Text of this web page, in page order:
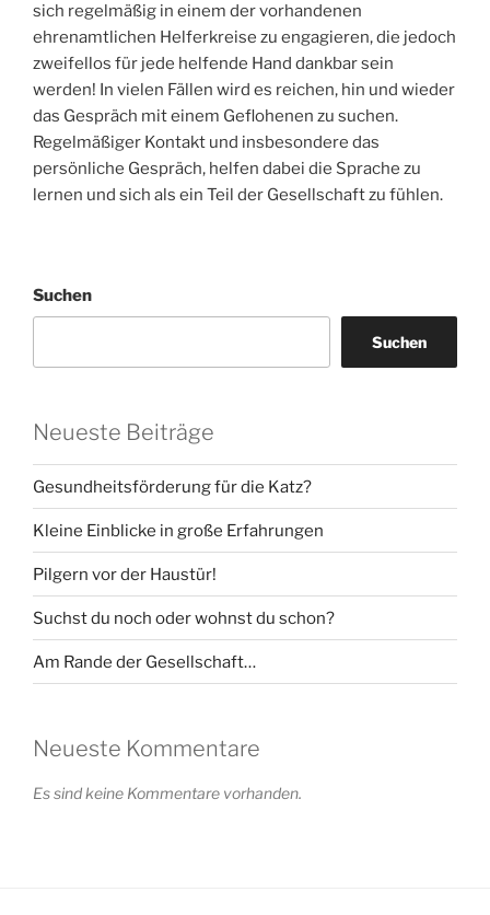
sich regelmäßig in einem der vorhandenen
ehrenamtlichen Helferkreise zu engagieren, die jedoch
zweifellos für jede helfende Hand dankbar sein
werden! In vielen Fällen wird es reichen, hin und wieder
das Gespräch mit einem Geflohenen zu suchen.
Regelmäßiger Kontakt und insbesondere das
persönliche Gespräch, helfen dabei die Sprache zu
lernen und sich als ein Teil der Gesellschaft zu fühlen.
Suchen
Suchen
Neueste Beiträge
Gesundheitsförderung für die Katz?
Kleine Einblicke in große Erfahrungen
Pilgern vor der Haustür!
Suchst du noch oder wohnst du schon?
Am Rande der Gesellschaft…
Neueste Kommentare
Es sind keine Kommentare vorhanden.